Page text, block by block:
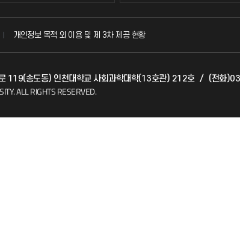
국방헬프콜
산학협력단
개인정보 목적 외 이용 및 제 3차 제공 현황
119(송도동) 인천대학교 사회과학대학(13호관) 212호 / (전화
ALL RIGHTS RESERVED.